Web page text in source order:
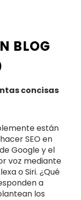
BLOG
concisas
están
SEO en
Google y el
voz mediante
o Siri. ¿Qué
a
los